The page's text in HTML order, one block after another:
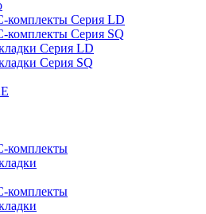
комплекты Серия LD
комплекты Серия SQ
Серия LD
Серия SQ
комплекты
комплекты